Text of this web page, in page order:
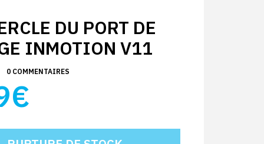
DU PORT DE
INMOTION V11
0 COMMENTAIRES